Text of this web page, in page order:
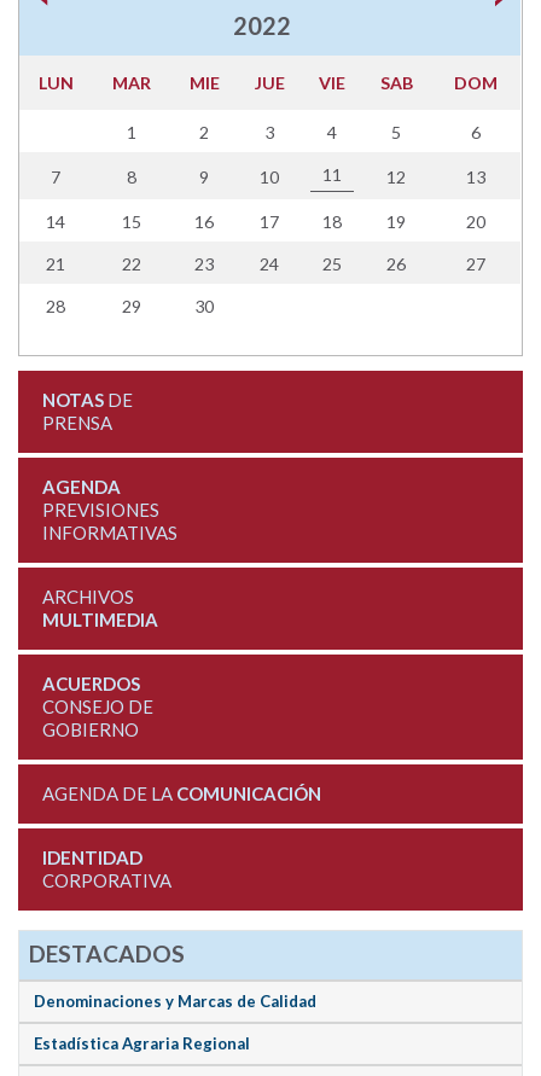
2022
LUN MAR MIE JUE VIE SAB DOM
1 2 3 4 5 6
7 8 9 10 11 12 13
14 15 16 17 18 19 20
21 22 23 24 25 26 27
28 29 30
NOTASDE
PRENSA
AGENDA
PREVISIONES
INFORMATIVAS
ARCHIVOS
MULTIMEDIA
ACUERDOS
CONSEJO DE
GOBIERNO
AGENDA DE LA COMUNICACIÓN
IDENTIDAD
CORPORATIVA
DESTACADOS
Denominaciones y Marcas de Calidad
Estadística Agraria Regional